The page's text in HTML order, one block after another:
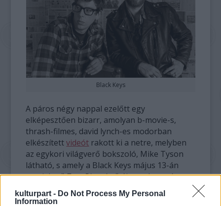
kulturpart - Do Not Process My Personal
Information
Black Keys
A páros négy nappal ezelőtt egy
elképesztően bizarr, amolyan b-movie-s,
thrash-filmes, david lynch-es modorban
elkészítettvideót rakott ki a netre, melyben
az egykori világverő bokszoló, Mike Tyson
látható, s amely a Black Keys május 13-án
megjelenőTurn Bluecímű új nagylemezét
vezeti fel.